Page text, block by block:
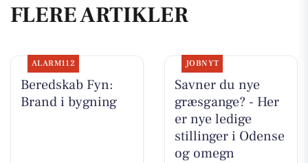
FLERE ARTIKLER
ALARM112
Beredskab Fyn:
Brand i bygning
JOBNYT
Savner du nye
græsgange? - Her
er nye ledige
stillinger i Odense
og omegn